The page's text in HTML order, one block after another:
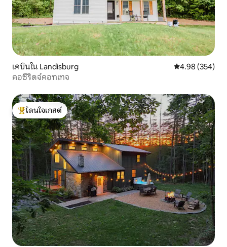
เคบินใน Landisburg คะแนนเฉลี่ย
4.98 (354)
คอซี่ริดจ์คอทเทจ
โดนใจเกสต์ที่สุด
โดนใจเกสต์